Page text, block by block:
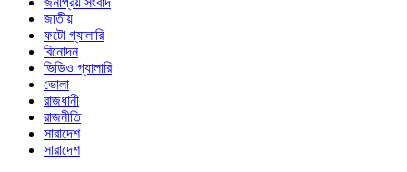
জাতীয়
ফটো গ্যালারি
বিনোদন
ভিডিও গ্যালারি
ভোলা
রাজধানী
রাজনীতি
সারাদেশ
সারাদেশ